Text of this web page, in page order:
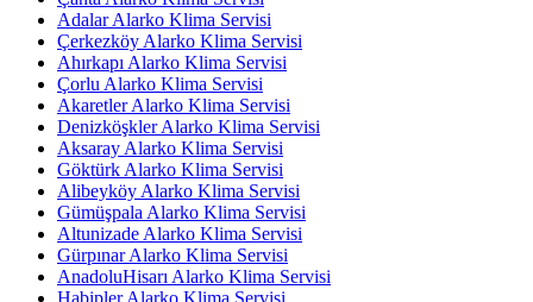
Adalar Alarko Klima Servisi
Çerkezköy Alarko Klima Servisi
Ahırkapı Alarko Klima Servisi
Çorlu Alarko Klima Servisi
Akaretler Alarko Klima Servisi
Denizköşkler Alarko Klima Servisi
Aksaray Alarko Klima Servisi
Göktürk Alarko Klima Servisi
Alibeyköy Alarko Klima Servisi
Gümüşpala Alarko Klima Servisi
Altunizade Alarko Klima Servisi
Gürpınar Alarko Klima Servisi
AnadoluHisarı Alarko Klima Servisi
Habipler Alarko Klima Servisi